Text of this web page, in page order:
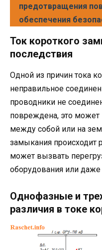
предотвращения
обеспечения
Ток короткого
последствия
Одной из причин тока
неправильное
проводники не
повреждена, это
между собой или на
замыкания происходит
может вызвать
оборудования или
Однофазные и
различия в токе